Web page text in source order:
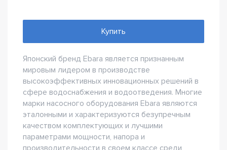
Купить
Японский бренд Ebara является признанным
мировым лидером в производстве
высокоэффективных инновационных решений в
сфере водоснабжения и водоотведения. Многие
марки насосного оборудования Ebara являются
эталонными и характеризуются безупречным
качеством комплектующих и лучшими
параметрами мощности, напора и
производительности в своем классе среди